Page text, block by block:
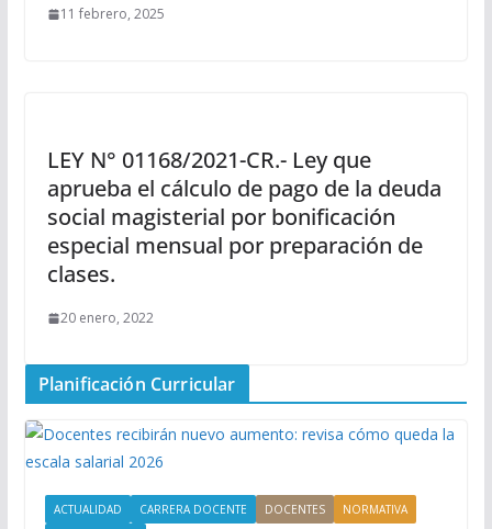
11 febrero, 2025
LEY N° 01168/2021-CR.- Ley que
aprueba el cálculo de pago de la deuda
social magisterial por bonificación
especial mensual por preparación de
clases.
20 enero, 2022
Planificación Curricular
ACTUALIDAD CARRERA DOCENTE DOCENTES
NORMATIVA